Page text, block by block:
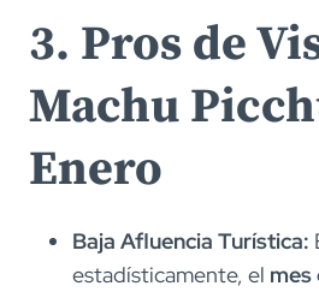
3. Pros de
Machu
Enero
Baja Afluencia Turística:
estadísticamente, el mes